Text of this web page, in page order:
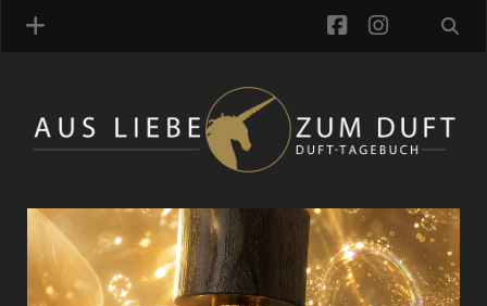
MANUFAKTUREN
DUFTNOTEN
KOMMENTARE
facebook
Das
Duft-